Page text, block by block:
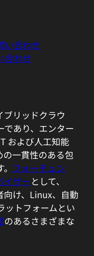
い合わせ
合わせ
ブリッドクラウ
であり、エンター
および人工知能
一貫性のある包
フォーチュン
イザーとして、
向け、Linux、自動
ットフォームとい
のあるさまざまな